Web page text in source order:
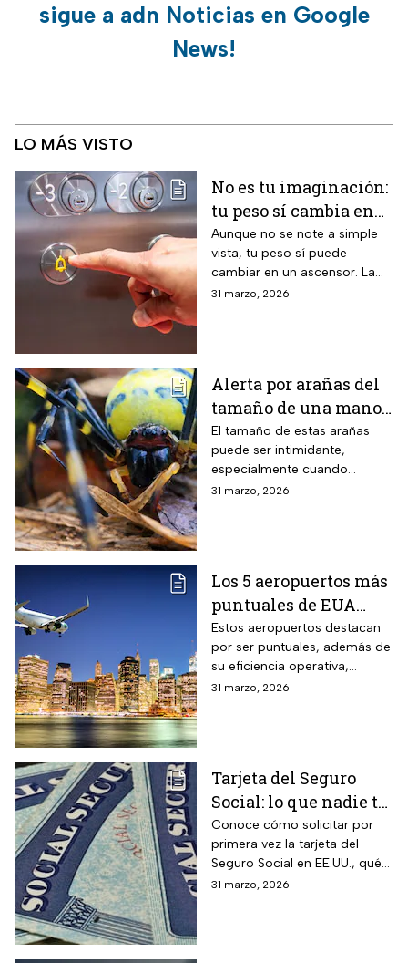
sigue a adn Noticias en Google
News!
LO MÁS VISTO
No es tu imaginación:
tu peso sí cambia en
un ascensor y la
ciencia lo explica
Aunque no se note a simple
vista, tu peso sí puede
cambiar en un ascensor. La
ciencia explica por qué ocurre
31 marzo, 2026
Alerta por arañas del
tamaño de una mano
que invaden EUA
El tamaño de estas arañas
puede ser intimidante,
especialmente cuando
aparecen cerca de viviendas,
31 marzo, 2026
Los 5 aeropuertos más
puntuales de EUA
para viajar en Semana
Santa
Estos aeropuertos destacan
por ser puntuales, además de
su eficiencia operativa,
gestión del flujo de pasajeros
31 marzo, 2026
Tarjeta del Seguro
Social: lo que nadie te
cuenta sobre cómo
obtenerla o
reemplazarla
Conoce cómo solicitar por
primera vez la tarjeta del
Seguro Social en EE.UU., qué
hacer para reemplazarla y
31 marzo, 2026